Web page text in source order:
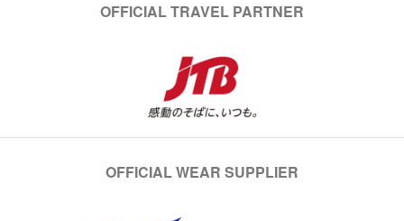
OFFICIAL TRAVEL PARTNER
OFFICIAL WEAR SUPPLIER